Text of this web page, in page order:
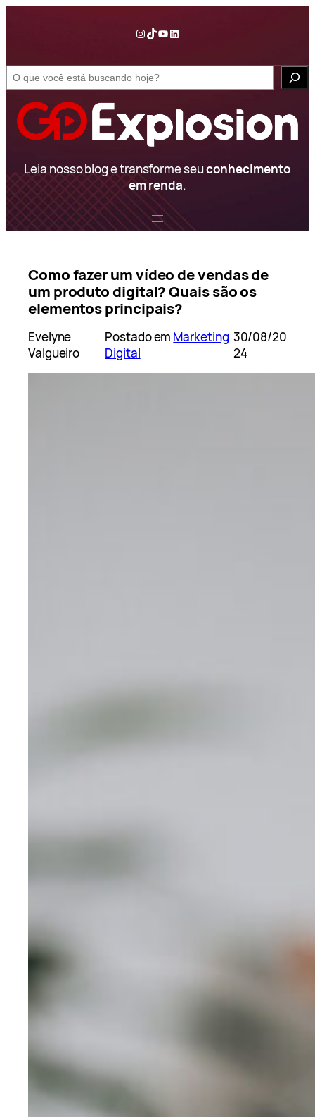
conteúdo
InstagramTikTok YouTube LinkedIn
e
Leia nosso blog e transforme seuconhecimento
em renda.
Como fazer um vídeo de vendas de
um produto digital? Quais são os
elementos principais?
Evelyne
Valgueiro
Postado em Marketing
Digital
30/08/20
24